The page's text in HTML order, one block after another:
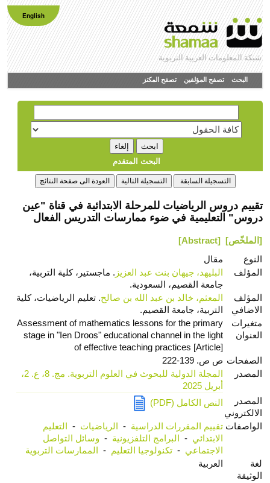
English
شبكة المعلومات العربية التربوية
البحث تصفح المؤلفين تصفح المكنز
البحث المتقدم
تقييم دروس الرياضيات للمرحلة الابتدائية في قناة "عين
دروس" التعليمية في ضوء ممارسات التدريس الفعال
[الملخّص] [Abstract]
النوع
مقال
المؤلف
البليهد، جيهان بنت عبد العزيز . ماجستير، كلية التربية،
جامعة القصيم، السعودية.
المؤلف
الاضافي
المعثم، خالد بن عبد الله بن صالح. تعليم الرياضيات، كلية
التربية، جامعة القصيم.
متغيرات
العنوان
Assessment of mathematics lessons for the primary
stage in "Ien Droos" educational channel in the light
of effective teaching practices [Article]
الصفحات ص ص. 139-222
المصدر
المجلة الدولية للبحوث في العلوم التربوية. مج. 8، ع. 2،
أبريل 2025
المصدر
الالكتروني
النص الكامل (PDF)
الواصفات تقييم المقررات الدراسية - الرياضيات - التعليم
الابتدائي - البرامج التلفزيونية - وسائل التواصل
الاجتماعي -تكنولوجيا التعليم - الممارسات التربوية
لغة
الوثيقة
العربية